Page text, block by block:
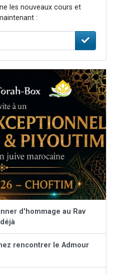
les nouveaux cours et
:
d'hommage au Rav
rencontrer le Admour